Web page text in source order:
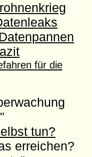
für die
tun?
erreichen?